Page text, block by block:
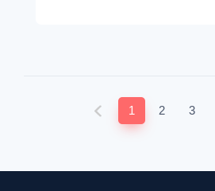
1 2 3